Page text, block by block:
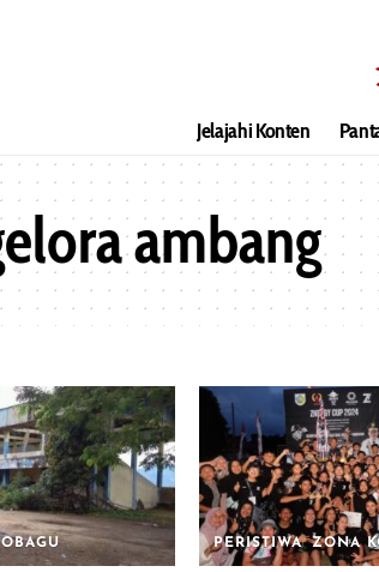
Jelajahi Konten
ambang
PERISTIWA ZONA